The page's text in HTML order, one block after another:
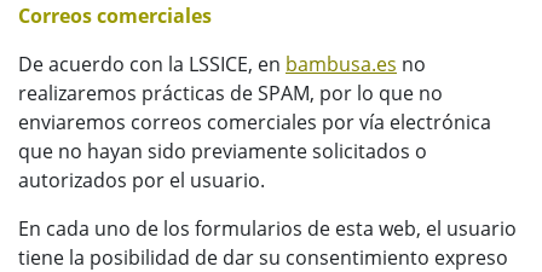
Correos comerciales
De acuerdo con la LSSICE, en bambusa.es no
realizaremos prácticas de SPAM, por lo que no
enviaremos correos comerciales por vía electrónica
que no hayan sido previamente solicitados o
autorizados por el usuario.
En cada uno de los formularios de esta web, el usuario
tiene la posibilidad de dar su consentimiento expreso